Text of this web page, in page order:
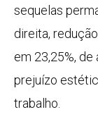
sequelas
direita,
em 23,25%,
prejuízo
trabalho.